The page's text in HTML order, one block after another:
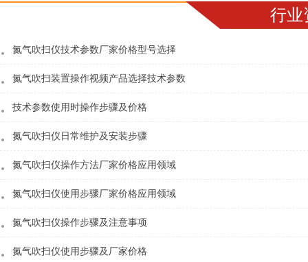
行业
氮气吹扫仪技术参数厂家价格型号选择
氮气吹扫装置操作视频产品选择技术参数
技术参数使用时操作步骤及价格
氮气吹扫仪日常维护及安装步骤
氮气吹扫仪操作方法厂家价格应用领域
氮气吹扫仪使用步骤厂家价格应用领域
氮气吹扫仪操作步骤及注意事项
氮气吹扫仪使用步骤及厂家价格